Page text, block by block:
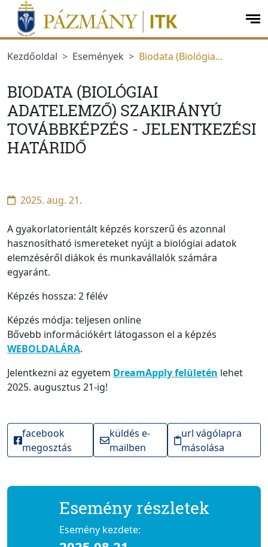
Ugrás a menüre
Ugrás a tartalomra
Kezdőoldal
Események Biodata (Biológia...
BIODATA (BIOLÓGIAI
ADATELEMZŐ) SZAKIRÁNYÚ
TOVÁBBKÉPZÉS - JELENTKEZÉSI
HATÁRIDŐ
2025. aug. 21.
A gyakorlatorientált képzés korszerű és azonnal
hasznosítható ismereteket nyújt a biológiai adatok
elemzéséről diákok és munkavállalók számára
egyaránt.
Képzés hossza: 2 félév
Képzés módja: teljesen online
Bővebb információkért látogasson el a képzés
WEBOLDALÁRA.
Jelentkezni az egyetem DreamApply felületén lehet
2025. augusztus 21-ig!
facebook
megosztás
küldés e-
mailben
url vágólapra
másolása
Esemény részletek
Esemény kezdete: